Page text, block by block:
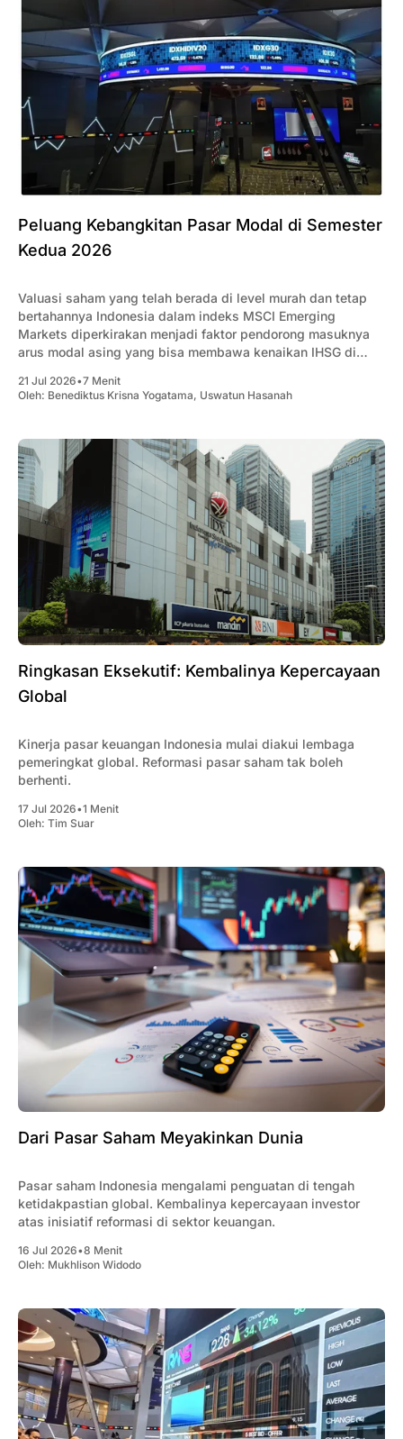
Peluang Kebangkitan Pasar Modal di Semester
Kedua 2026
Valuasi saham yang telah berada di level murah dan tetap
bertahannya Indonesia dalam indeks MSCI Emerging
Markets diperkirakan menjadi faktor pendorong masuknya
arus modal asing yang bisa membawa kenaikan IHSG di
21 Jul 2026•7 Menit
Oleh: Benediktus Krisna Yogatama, Uswatun Hasanah
Ringkasan Eksekutif: Kembalinya Kepercayaan
Global
Kinerja pasar keuangan Indonesia mulai diakui lembaga
pemeringkat global. Reformasi pasar saham tak boleh
berhenti.
17 Jul 2026•1 Menit
Oleh: Tim Suar
Dari Pasar Saham Meyakinkan Dunia
Pasar saham Indonesia mengalami penguatan di tengah
ketidakpastian global. Kembalinya kepercayaan investor
atas inisiatif reformasi di sektor keuangan.
16 Jul 2026•8 Menit
Oleh: Mukhlison Widodo